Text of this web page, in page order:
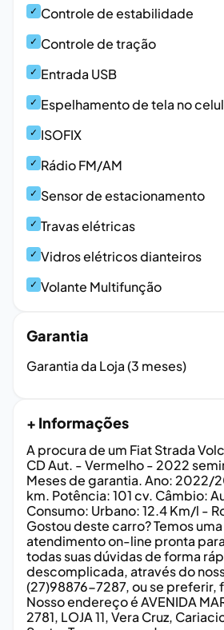
✓ Controle de estabilidade
✓ Controle de tração
✓ Entrada USB
✓ Espelhamento de tela no
✓ ISOFIX
✓ Rádio FM/AM
✓ Sensor de estacionamento
✓ Travas elétricas
✓ Vidros elétricos dianteiros
✓ Volante Multifunção
Garantia
Garantia da Loja (3 meses)
+ Informações
A procura de um Fiat Strada
CD Aut. - Vermelho - 2022
Meses de garantia. Ano: 2022/
km. Potência: 101 cv. Câmbio:
Consumo: Urbano: 12.4 Km/l -
Gostou deste carro? Temos
atendimento on-line pronta
todas suas dúvidas de forma
descomplicada, através do
(27)98876-7287, ou se preferir,
Nosso endereço é AVENIDA
2781, LOJA 11, Vera Cruz,